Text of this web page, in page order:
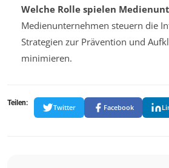
Welche Rolle spielen
Medienunternehmen steuern die
Strategien zur Prävention und
minimieren.
Teilen:
Twitter Facebook